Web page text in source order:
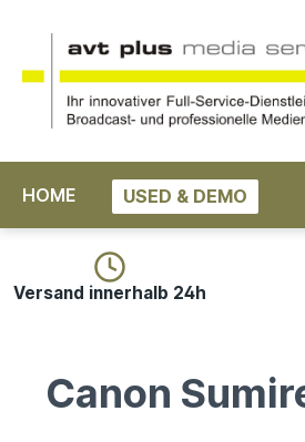
HOME USED & DEMO
Versand innerhalb 24h
Canon